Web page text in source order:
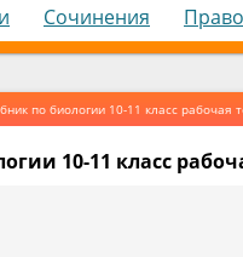
Сочинения
по биологии 10-11 класс рабочая
10-11 класс